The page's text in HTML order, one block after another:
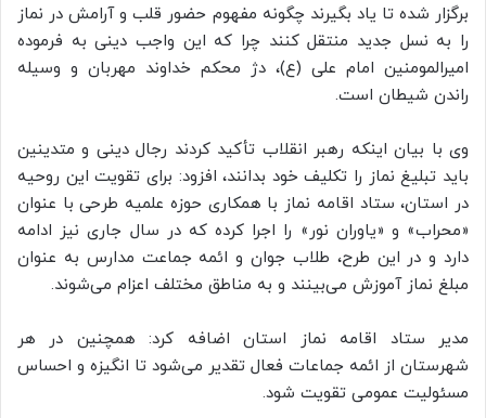
برگزار شده تا یاد بگیرند چگونه مفهوم حضور قلب و آرامش در نماز
را به نسل جدید منتقل کنند چرا که این واجب دینی به فرموده
امیرالمومنین امام علی (ع)، دژ محکم خداوند مهربان و وسیله
راندن شیطان است.
وی با بیان اینکه رهبر انقلاب تأکید کردند رجال دینی و متدینین
باید تبلیغ نماز را تکلیف خود بدانند، افزود: برای تقویت این روحیه
در استان، ستاد اقامه نماز با همکاری حوزه علمیه طرحی با عنوان
«محراب» و «یاوران نور» را اجرا کرده که در سال جاری نیز ادامه
دارد و در این طرح، طلاب جوان و ائمه جماعت مدارس به عنوان
مبلغ نماز آموزش می‌بینند و به مناطق مختلف اعزام می‌شوند.
مدیر ستاد اقامه نماز استان اضافه کرد: همچنین در هر
شهرستان از ائمه جماعات فعال تقدیر می‌شود تا انگیزه و احساس
مسئولیت عمومی تقویت شود.